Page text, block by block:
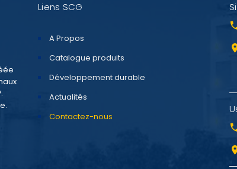
Liens SCG
A Propos
Catalogue produits
Développement durable
Actualités
Contactez-nous